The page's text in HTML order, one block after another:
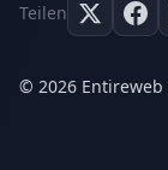
Teilen
© 2026 Entireweb